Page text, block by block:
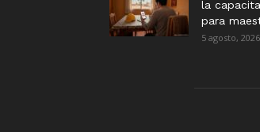
la
para
5 agosto, 2026